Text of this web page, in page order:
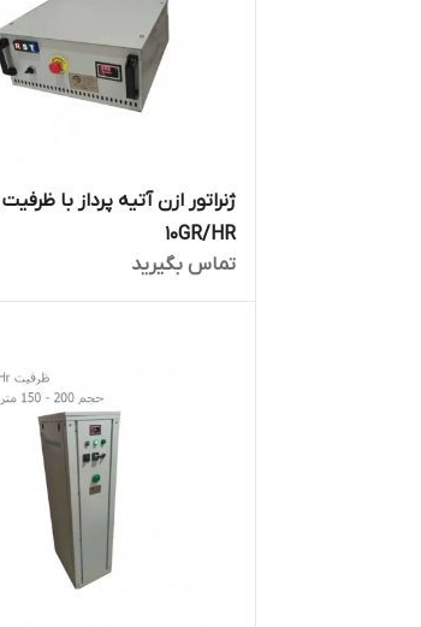
ژنراتور ازن آتیه پرداز با ظرفیت
10GR/HR
تماس بگیرید